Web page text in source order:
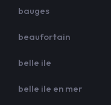
bauges
beaufortain
belle ile
belle ile en mer